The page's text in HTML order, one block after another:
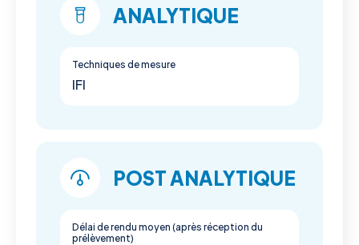
ANALYTIQUE
Techniques de mesure
IFI
POST ANALYTIQUE
Délai de rendu moyen (après réception du
prélèvement)